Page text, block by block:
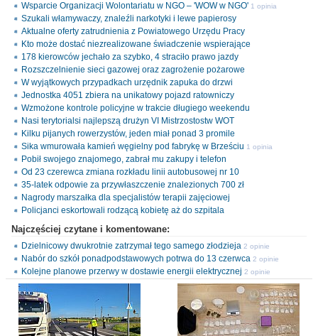
Wsparcie Organizacji Wolontariatu w NGO – 'WOW w NGO' 1 opinia
Szukali włamywaczy, znaleźli narkotyki i lewe papierosy
Aktualne oferty zatrudnienia z Powiatowego Urzędu Pracy
Kto może dostać niezrealizowane świadczenie wspierające
178 kierowców jechało za szybko, 4 straciło prawo jazdy
Rozszczelnienie sieci gazowej oraz zagrożenie pożarowe
W wyjątkowych przypadkach urzędnik zapuka do drzwi
Jednostka 4051 zbiera na unikatowy pojazd ratowniczy
Wzmożone kontrole policyjne w trakcie długiego weekendu
Nasi terytorialsi najlepszą drużyn VI Mistrzostostw WOT
Kilku pijanych rowerzystów, jeden miał ponad 3 promile
Sika wmurowała kamień węgielny pod fabrykę w Brześciu 1 opinia
Pobił swojego znajomego, zabrał mu zakupy i telefon
Od 23 czerewca zmiana rozkładu linii autobusowej nr 10
35-latek odpowie za przywłaszczenie znalezionych 700 zł
Nagrody marszałka dla specjalistów terapii zajęciowej
Policjanci eskortowali rodzącą kobietę aż do szpitala
Najczęściej czytane i komentowane:
Dzielnicowy dwukrotnie zatrzymał tego samego złodzieja 2 opinie
Nabór do szkół ponadpodstawowych potrwa do 13 czerwca 2 opinie
Kolejne planowe przerwy w dostawie energii elektrycznej 2 opinie